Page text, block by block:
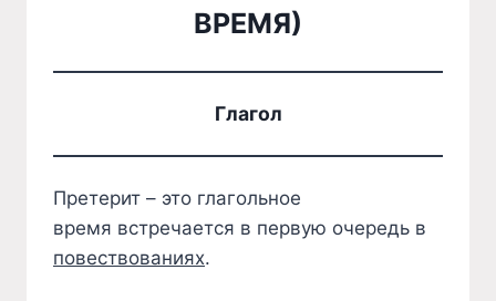
ВРЕМЯ)
Глагол
Претерит – это глагольное
время встречается в первую очередь в
повествованиях.